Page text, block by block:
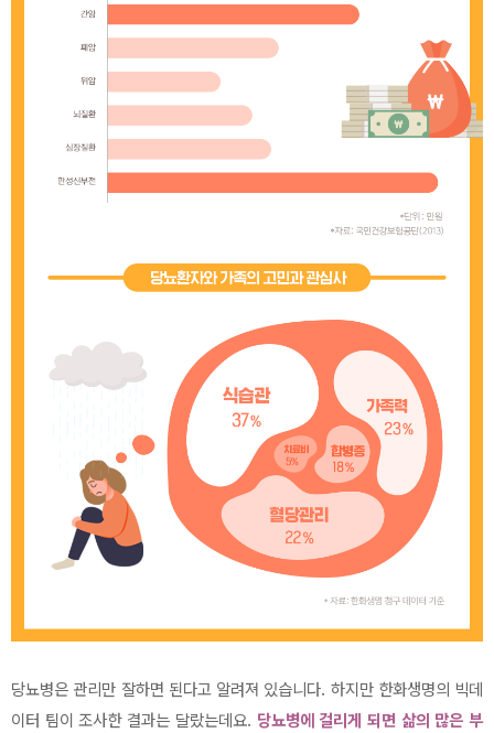
당뇨병은 관리만 잘하면 된다고 알려져 있습니다. 하지만 한화생명의 빅데
이터 팀이 조사한 결과는 달랐는데요. 당뇨병에 걸리게 되면 삶의 많은 부